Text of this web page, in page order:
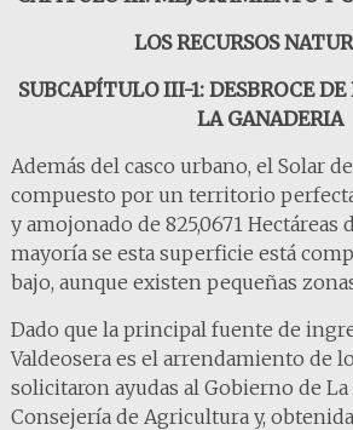
LOS RECURSOS
SUBCAPÍTULO III-1: DESBROCE DE
LA GANADERIA
Además del casco urbano, el Solar
compuesto por un territorio
y amojonado de 825,0671 Hectáreas
mayoría se esta superficie está
bajo, aunque existen pequeñas
Dado que la principal fuente de
Valdeosera es el arrendamiento de
solicitaron ayudas al Gobierno de La
Consejería de Agricultura y,